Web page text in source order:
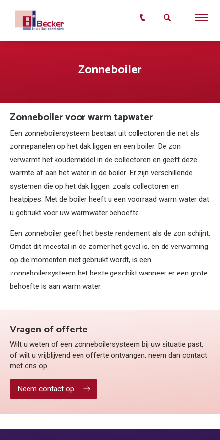
Zonneboiler
Zonneboiler voor warm tapwater
Een zonneboilersysteem bestaat uit collectoren die net als
zonnepanelen op het dak liggen en een boiler. De zon
verwarmt het koudemiddel in de collectoren en geeft deze
warmte af aan het water in de boiler. Er zijn verschillende
systemen die op het dak liggen, zoals collectoren en
heatpipes. Met de boiler heeft u een voorraad warm water dat
u gebruikt voor uw warmwater behoefte.
Een zonneboiler geeft het beste rendement als de zon schijnt.
Omdat dit meestal in de zomer het geval is, en de verwarming
op die momenten niet gebruikt wordt, is een
zonneboilersysteem het beste geschikt wanneer er een grote
behoefte is aan warm water.
Vragen of offerte
Wilt u weten of een zonneboilersysteem bij uw situatie past,
of wilt u vrijblijvend een offerte ontvangen, neem dan contact
met ons op.
Neem contact op